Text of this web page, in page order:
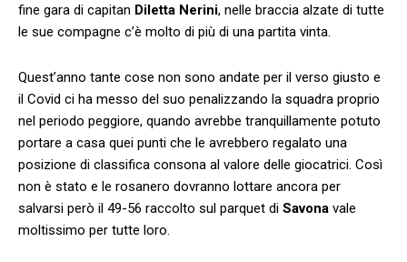
fine gara di capitan Diletta Nerini, nelle braccia alzate di tutte
le sue compagne c’è molto di più di una partita vinta.
Quest’anno tante cose non sono andate per il verso giusto e
il Covid ci ha messo del suo penalizzando la squadra proprio
nel periodo peggiore, quando avrebbe tranquillamente potuto
portare a casa quei punti che le avrebbero regalato una
posizione di classifica consona al valore delle giocatrici. Così
non è stato e le rosanero dovranno lottare ancora per
salvarsi però il 49-56 raccolto sul parquet di Savona vale
moltissimo per tutte loro.